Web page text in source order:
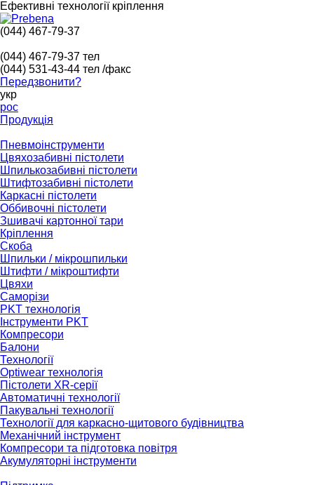
Ефективні технології кріплення
(044) 467-79-37
(044) 467-79-37 тел
(044) 531-43-44 тел /факс
Передзвонити?
укр
рос
Продукція
Пневмоінструменти
Цвяхозабивні пістолети
Шпилькозабивні пістолети
Штифтозабивні пістолети
Каркасні пістолети
Оббивочні пістолети
Зшивачі картонної тари
Кріплення
Скоба
Шпильки / мікрошпильки
Штифти / мікроштифти
Цвяхи
Саморізи
PKT технологія
Інструменти PKT
Компресори
Балони
Технології
Optiwear технологія
Пістолети XR-серії
Автоматичні технології
Пакувальні технології
Технології для каркасно-щитового будівництва
Механічний інструмент
Компресори та підготовка повітря
Акумуляторні інструменти